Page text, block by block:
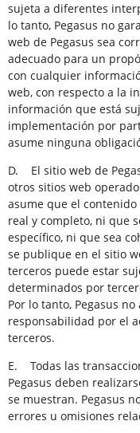
sujeta a diferentes
lo tanto, Pegasus no
web de Pegasus sea
adecuado para un
con cualquier
web, con respecto a la
información que está
implementación por
asume ninguna
D. El sitio web de
otros sitios web
asume que el
real y completo, ni que
específico, ni que sea
se publique en el sitio
terceros puede estar
determinados por
Por lo tanto, Pegasus
responsabilidad por el
terceros.
E. Todas las
Pegasus deben
se muestran. Pegasus
errores u omisiones